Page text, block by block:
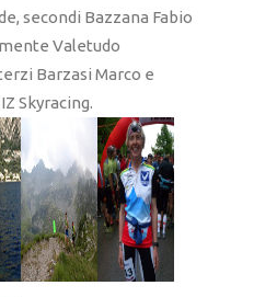
secondi Bazzana Fabio
Valetudo
Barzasi Marco e
Skyracing.